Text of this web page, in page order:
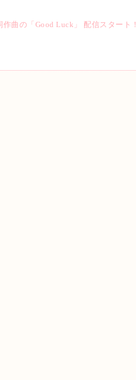
曲の「Good Luck」 配信スタート！